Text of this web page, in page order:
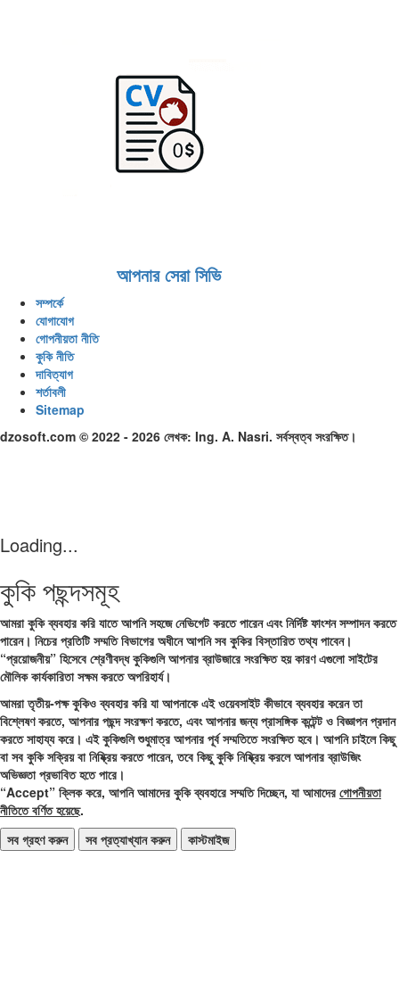
আপনার সেরা সিভি
সম্পর্কে
যোগাযোগ
গোপনীয়তা নীতি
কুকি নীতি
দাবিত্যাগ
শর্তাবলী
Sitemap
dzosoft.com © 2022 - 2026 লেখক: Ing. A. Nasri. সর্বস্বত্ব সংরক্ষিত।
Loading...
কুকি পছন্দসমূহ
আমরা কুকি ব্যবহার করি যাতে আপনি সহজে নেভিগেট করতে পারেন এবং নির্দিষ্ট ফাংশন সম্পাদন করতে
পারেন। নিচের প্রতিটি সম্মতি বিভাগের অধীনে আপনি সব কুকির বিস্তারিত তথ্য পাবেন।
“প্রয়োজনীয়” হিসেবে শ্রেণীবদ্ধ কুকিগুলি আপনার ব্রাউজারে সংরক্ষিত হয় কারণ এগুলো সাইটের
মৌলিক কার্যকারিতা সক্ষম করতে অপরিহার্য।
আমরা তৃতীয়‑পক্ষ কুকিও ব্যবহার করি যা আপনাকে এই ওয়েবসাইট কীভাবে ব্যবহার করেন তা
বিশ্লেষণ করতে, আপনার পছন্দ সংরক্ষণ করতে, এবং আপনার জন্য প্রাসঙ্গিক কন্টেন্ট ও বিজ্ঞাপন প্রদান
করতে সাহায্য করে। এই কুকিগুলি শুধুমাত্র আপনার পূর্ব সম্মতিতে সংরক্ষিত হবে। আপনি চাইলে কিছু
বা সব কুকি সক্রিয় বা নিষ্ক্রিয় করতে পারেন, তবে কিছু কুকি নিষ্ক্রিয় করলে আপনার ব্রাউজিং
অভিজ্ঞতা প্রভাবিত হতে পারে।
“Accept” ক্লিক করে, আপনি আমাদের কুকি ব্যবহারে সম্মতি দিচ্ছেন, যা আমাদের গোপনীয়তা
নীতিতে বর্ণিত হয়েছে.
সব গ্রহণ করুন
সব প্রত্যাখ্যান করুন কাস্টমাইজ